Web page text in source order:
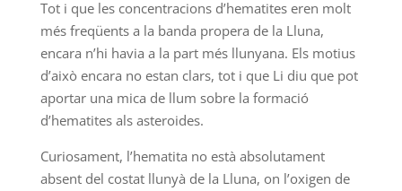
Tot i que les concentracions d’hematites eren molt
més freqüents a la banda propera de la Lluna,
encara n’hi havia a la part més llunyana. Els motius
d’això encara no estan clars, tot i que Li diu que pot
aportar una mica de llum sobre la formació
d’hematites als asteroides.
Curiosament, l’hematita no està absolutament
absent del costat llunyà de la Lluna, on l’oxigen de